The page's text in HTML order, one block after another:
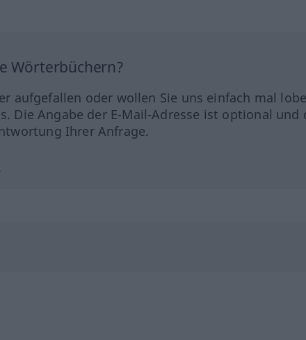
Wörterbüchern?
aufgefallen oder wollen Sie uns einfach mal
Die Angabe der E-Mail-Adresse ist optional und
Ihrer Anfrage.